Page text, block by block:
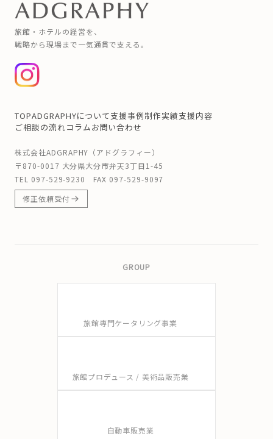
旅館・ホテルの経営を、
戦略から現場まで一気通貫で支える。
TOPADGRAPHYについて支援事例制作実績支援内容
ご相談の流れコラムお問い合わせ
株式会社ADGRAPHY（アドグラフィー）
〒870-0017 大分県大分市弁天3丁目1-45
TEL 097-529-9230
FAX 097-529-9097
修正依頼受付
GROUP
旅館専門ケータリング事業
旅館プロデュース / 美術品販売業
自動車販売業